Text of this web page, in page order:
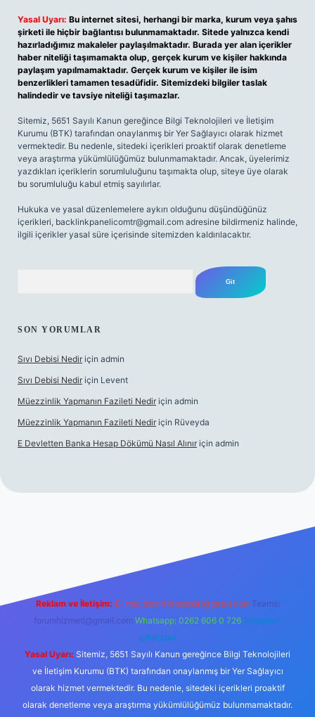
Yasal Uyarı: Bu internet sitesi, herhangi bir marka, kurum veya şahıs
şirketi ile hiçbir bağlantısı bulunmamaktadır. Sitede yalnızca kendi
hazırladığımız makaleler paylaşılmaktadır. Burada yer alan içerikler
haber niteliği taşımamakta olup, gerçek kurum ve kişiler hakkında
paylaşım yapılmamaktadır. Gerçek kurum ve kişiler ile isim
benzerlikleri tamamen tesadüfidir. Sitemizdeki bilgiler taslak
halindedir ve tavsiye niteliği taşımazlar.
Sitemiz, 5651 Sayılı Kanun gereğince Bilgi Teknolojileri ve İletişim
Kurumu (BTK) tarafından onaylanmış bir Yer Sağlayıcı olarak hizmet
vermektedir. Bu nedenle, sitedeki içerikleri proaktif olarak denetleme
veya araştırma yükümlülüğümüz bulunmamaktadır. Ancak, üyelerimiz
yazdıkları içeriklerin sorumluluğunu taşımakta olup, siteye üye olarak
bu sorumluluğu kabul etmiş sayılırlar.
Hukuka ve yasal düzenlemelere aykırı olduğunu düşündüğünüz
içerikleri, backlinkpanelicomtr@gmail.com adresine bildirmeniz halinde,
ilgili içerikler yasal süre içerisinde sitemizden kaldırılacaktır.
SON YORUMLAR
Sıvı Debisi Nedir için admin
Sıvı Debisi Nedir için Levent
Müezzinlik Yapmanın Fazileti Nedir için admin
Müezzinlik Yapmanın Fazileti Nedir için Rüveyda
E Devletten Banka Hesap Dökümü Nasıl Alınır için admin
Reklam ve İletişim: E-mail: backlinkpaneli@gmail.com Teams:
forumhizmeti@gmail.com Whatsapp: 0262 606 0 726 Telegram:
@karabul
Yasal Uyarı: Sitemiz, 5651 Sayılı Kanun gereğince Bilgi Teknolojileri
ve İletişim Kurumu (BTK) tarafından onaylanmış bir Yer Sağlayıcı
olarak hizmet vermektedir. Bu nedenle, sitedeki içerikleri proaktif
olarak denetleme veya araştırma yükümlülüğümüz bulunmamaktadır.